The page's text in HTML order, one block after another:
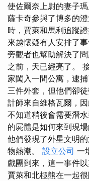
使佐爾奈上尉的妻子
薩卡奇參與了博多的
時，賈萊和馬利追蹤
來越懷疑有人安排了
旁觀者也幫助解決了
之前，天已經亮了。
家闖入一間公寓，逮
三件外套，但他們卻
計師來自維格瓦爾，
不知道稍後會需要潛
的屍體是如何來到現
他們發現了外星文明
物熱潮。 設立公司 一
戲團到來，這一事件
賈萊和北極熊在一起